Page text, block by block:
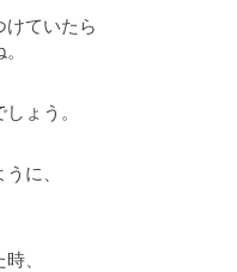
けていたら
ょう。
に、
、